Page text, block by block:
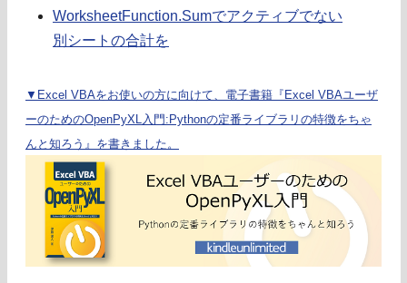
WorksheetFunction.Sumでアクティブでない
別シートの合計を
▼Excel VBAをお使いの方に向けて、電子書籍『Excel VBAユーザ
ーのためのOpenPyXL入門:Pythonの定番ライブラリの特徴をちゃ
んと知ろう』を書きました。